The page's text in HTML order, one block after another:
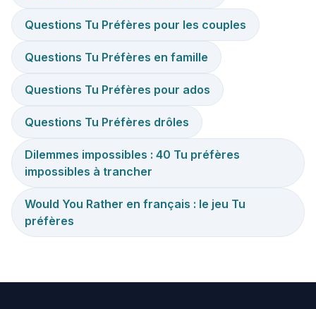
Questions Tu Préfères pour les couples
Questions Tu Préfères en famille
Questions Tu Préfères pour ados
Questions Tu Préfères drôles
Dilemmes impossibles : 40 Tu préfères
impossibles à trancher
Would You Rather en français : le jeu Tu
préfères